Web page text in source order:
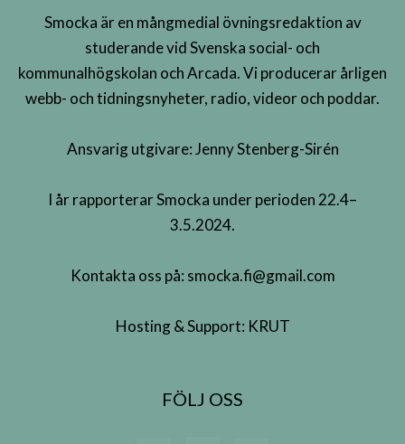
Smocka är en mångmedial övningsredaktion av
studerande vid Svenska social- och
kommunalhögskolan och Arcada. Vi producerar årligen
webb- och tidningsnyheter, radio, videor och poddar.
Ansvarig utgivare: Jenny Stenberg-Sirén
I år rapporterar Smocka under perioden 22.4–
3.5.2024.
Kontakta oss på: smocka.fi@gmail.com
Hosting & Support: KRUT
FÖLJ OSS